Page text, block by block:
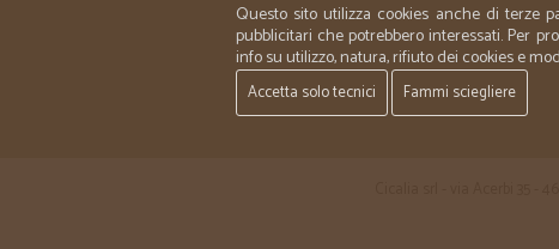
Questo sito utilizza cookies anche di terze
pubblicitari che potrebbero interessati. Per
info su utilizzo, natura, rifiuto dei cookies e
Accetta solo tecnici Fammi sciegliere